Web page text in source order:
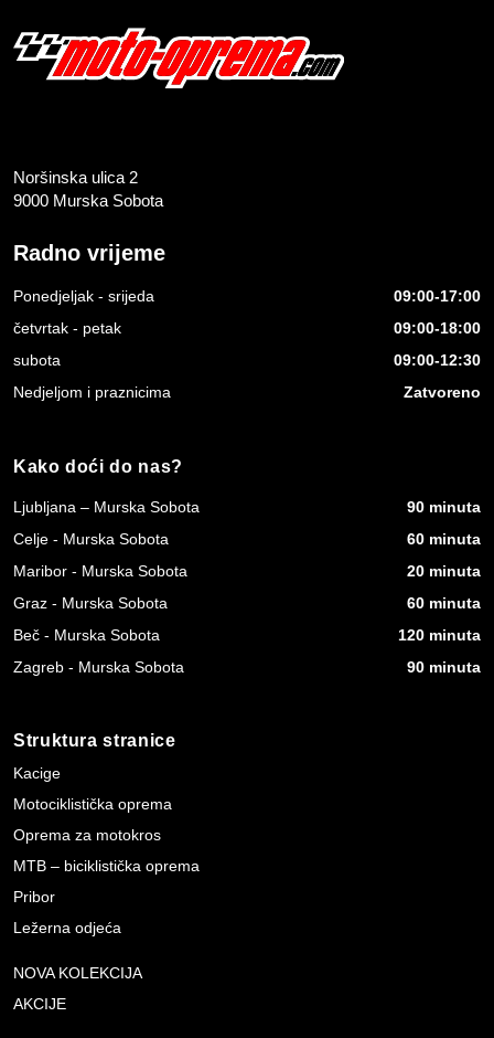
Noršinska ulica 2
9000 Murska Sobota
Radno vrijeme
Ponedjeljak - srijeda
09:00-17:00
četvrtak - petak
09:00-18:00
subota
09:00-12:30
Nedjeljom i praznicima
Zatvoreno
Kako doći do nas?
Ljubljana – Murska Sobota
90 minuta
Celje - Murska Sobota
60 minuta
Maribor - Murska Sobota
20 minuta
Graz - Murska Sobota
60 minuta
Beč - Murska Sobota
120 minuta
Zagreb - Murska Sobota
90 minuta
Struktura stranice
Kacige
Motociklistička oprema
Oprema za motokros
MTB – biciklistička oprema
Pribor
Ležerna odjeća
NOVA KOLEKCIJA
AKCIJE